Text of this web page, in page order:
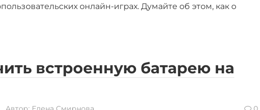
онлайн-играх. Думайте об этом, как о
встроенную батарею на